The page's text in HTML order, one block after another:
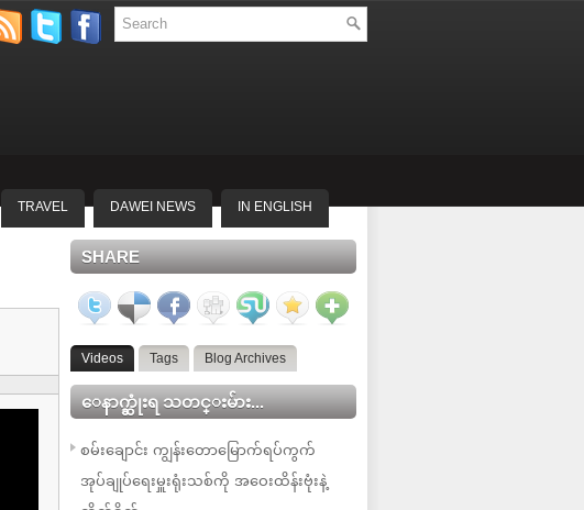
TRAVEL DAWEI NEWS IN ENGLISH
SHARE
Videos Tags Blog Archives
ေနာက္ဆုံးရ သတင္းမ်ား...
စမ်းချောင်း ကျွန်းတောမြောက်ရပ်ကွက်
အုပ်ချုပ်ရေးမှူးရုံးသစ်ကို အဝေးထိန်းဗုံးနဲ့